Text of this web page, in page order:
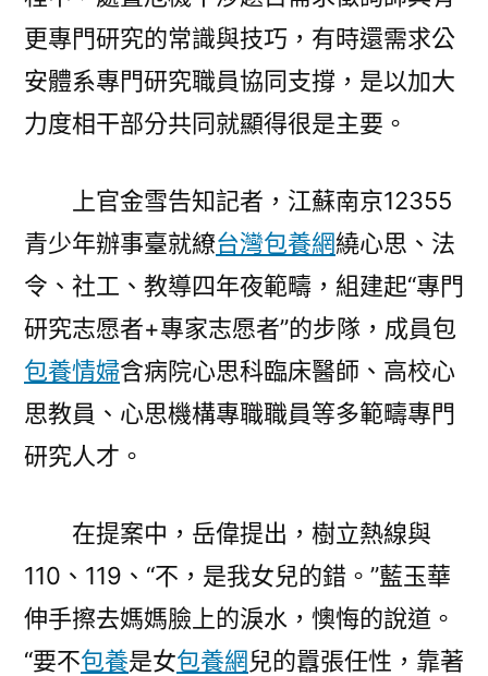
更專門研究的常識與技巧，有時還需求公
安體系專門研究職員協同支撐，是以加大
力度相干部分共同就顯得很是主要。
上官金雪告知記者，江蘇南京12355
青少年辦事臺就繚台灣包養網繞心思、法
令、社工、教導四年夜範疇，組建起“專門
研究志愿者+專家志愿者”的步隊，成員包
包養情婦含病院心思科臨床醫師、高校心
思教員、心思機構專職職員等多範疇專門
研究人才。
在提案中，岳偉提出，樹立熱線與
110、119、“不，是我女兒的錯。”藍玉華
伸手擦去媽媽臉上的淚水，懊悔的說道。
“要不包養是女包養網兒的囂張任性，靠著